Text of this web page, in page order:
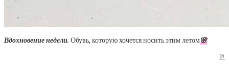
Вдохновение недели. Обувь, которую хочется носить этим летом🌸
©